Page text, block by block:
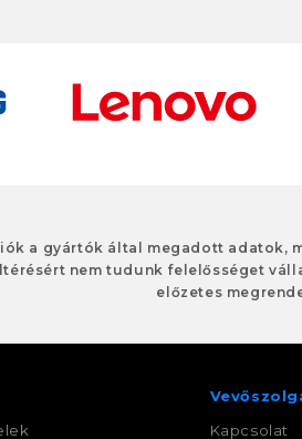
a gyártók által megadott adatok,
nem tudunk felelősséget
előzetes
Kapcsolat